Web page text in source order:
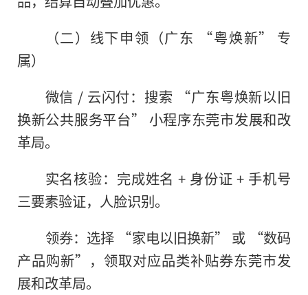
（二）线下申领（广东 “粤焕新” 专
属）
微信 / 云闪付：搜索 “广东粤焕新以旧
换新公共服务平台” 小程序东莞市发展和改
革局。
实名核验：完成姓名 + 身份证 + 手机号
三要素验证，人脸识别。
领券：选择 “家电以旧换新” 或 “数码
产品购新”，领取对应品类补贴券东莞市发
展和改革局。